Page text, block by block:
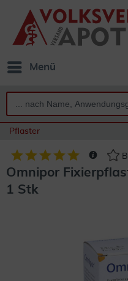
Menü
Pflaster
Omnipor
1 Stk